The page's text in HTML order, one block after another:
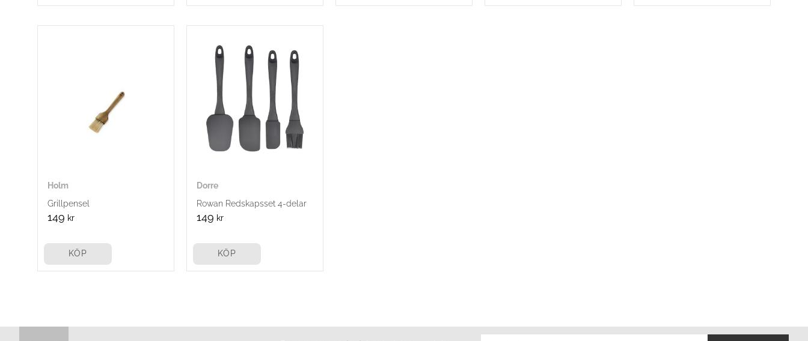
Holm
Grillpensel
149 kr
KÖP
Dorre
Rowan Redskapsset 4-delar
149 kr
KÖP